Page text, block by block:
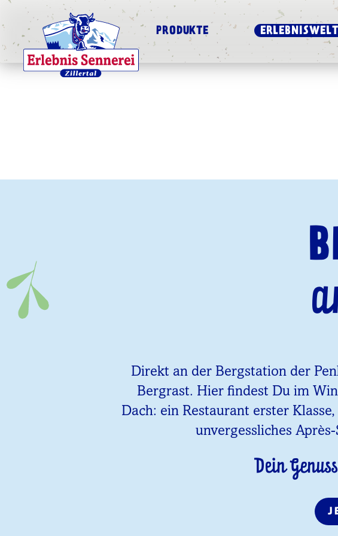
PRODUKTE ERLEBNISWELT
Direkt an der Bergstation der
Bergrast. Hier findest Du im
Dach: ein Restaurant erster
unvergessliches
Dein